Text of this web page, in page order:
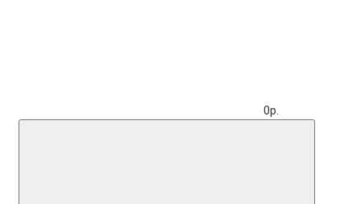
0р.